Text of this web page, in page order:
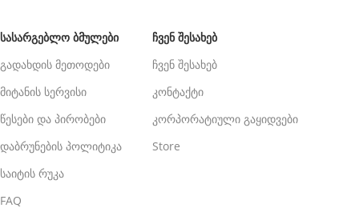
ᲡᲐᲡᲐᲠᲒᲔᲑᲚᲝ ᲑᲛᲣᲚᲔᲑᲘ
გადახდის მეთოდები
მიტანის სერვისი
წესები და პირობები
დაბრუნების პოლიტიკა
საიტის რუკა
FAQ
ᲩᲕᲔᲜ ᲨᲔᲡᲐᲮᲔᲑ
ჩვენ შესახებ
კონტაქტი
კორპორატიული გაყიდვები
Store